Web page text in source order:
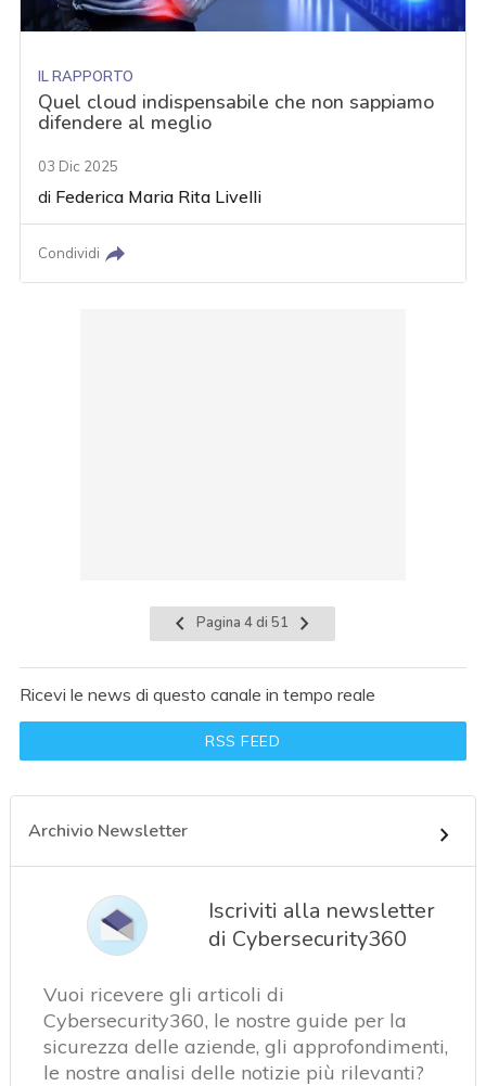
IL RAPPORTO
Quel cloud indispensabile che non sappiamo
difendere al meglio
03 Dic 2025
di Federica Maria Rita Livelli
Condividi
Pagina 4 di 51
Ricevi le news di questo canale in tempo reale
RSS FEED
Archivio Newsletter
Iscriviti alla newsletter
di Cybersecurity360
Vuoi ricevere gli articoli di
Cybersecurity360, le nostre guide per la
sicurezza delle aziende, gli approfondimenti,
le nostre analisi delle notizie più rilevanti?